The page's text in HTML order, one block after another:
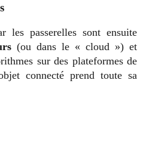
les passerelles sont ensuite
(ou dans le « cloud ») et
sur des plateformes de
connecté prend toute sa